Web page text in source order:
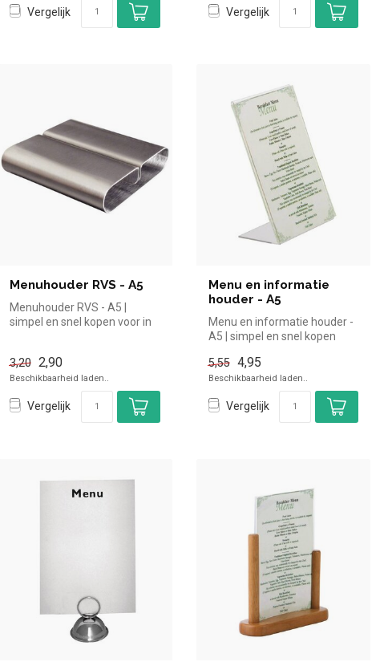
Vergelijk Vergelijk
Menuhouder RVS - A5
Menuhouder RVS - A5 |
simpel en snel kopen voor in
3,20 2,90
Beschikbaarheid laden..
Vergelijk
Menu en informatie
houder - A5
Menu en informatie houder -
A5 | simpel en snel kopen
5,55 4,95
Beschikbaarheid laden..
Vergelijk